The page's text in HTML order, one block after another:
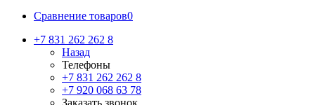
Сравнение товаров0
+7 831 262 262 8
Назад
Телефоны
+7 831 262 262 8
+7 920 068 63 78
Заказать звонок